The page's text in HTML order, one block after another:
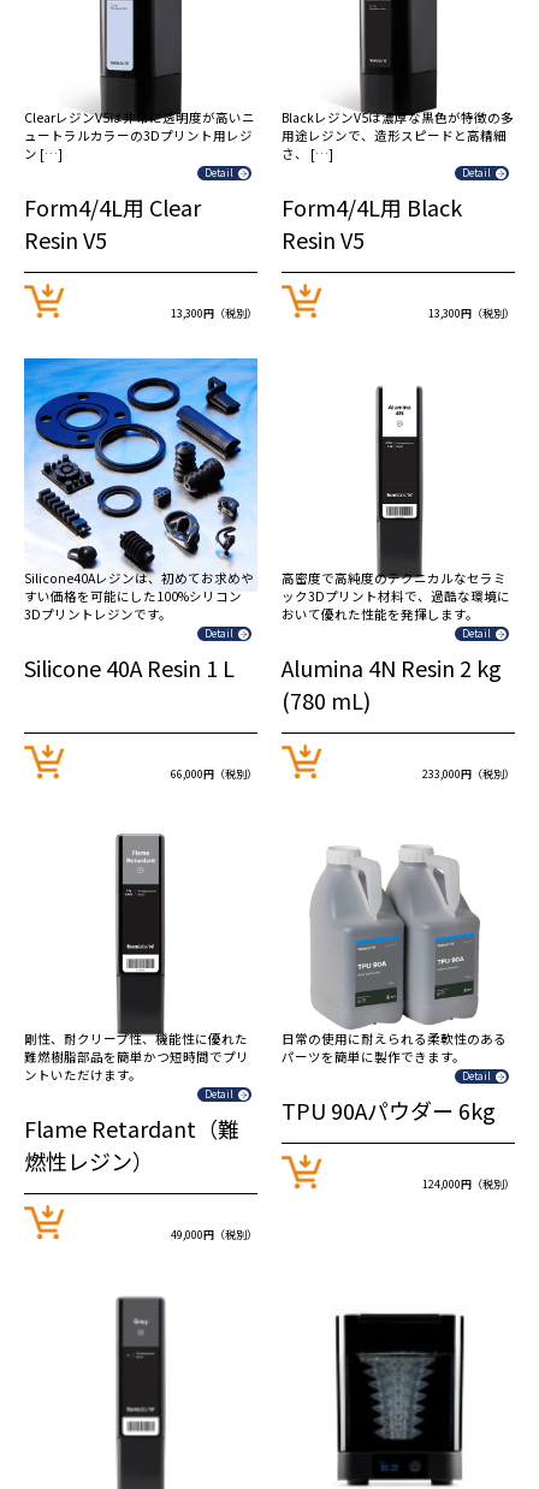
ClearレジンV5は非常に透明度が高いニ
ュートラルカラーの3Dプリント用レジ
ン […]
Detail
Form4/4L用 Clear
Resin V5
13,300円（税別）
BlackレジンV5は濃厚な黒色が特徴の多
用途レジンで、造形スピードと高精細
さ、 […]
Detail
Form4/4L用 Black
Resin V5
13,300円（税別）
Silicone40Aレジンは、初めてお求めや
すい価格を可能にした100%シリコン
3Dプリントレジンです。
Detail
Silicone 40A Resin 1 L
66,000円（税別）
高密度で高純度のテクニカルなセラミ
ック3Dプリント材料で、過酷な環境に
おいて優れた性能を発揮します。
Detail
Alumina 4N Resin 2 kg
(780 mL)
233,000円（税別）
剛性、耐クリープ性、機能性に優れた
難燃樹脂部品を簡単かつ短時間でプリ
ントいただけます。
Detail
Flame Retardant（難
燃性レジン）
49,000円（税別）
日常の使用に耐えられる柔軟性のある
パーツを簡単に製作できます。
Detail
TPU 90Aパウダー 6kg
124,000円（税別）